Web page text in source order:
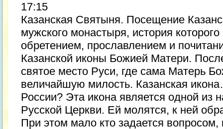
17:15
Казанская Святыня. Посещение
мужского монастыря, история
обретением, прославлением и
Казанской иконы Божией Матери.
святое место Руси, где сама Матерь
величайшую милость. Казанская
России? Эта икона является одной из
Русской Церкви. Ей молятся, к ней
При этом мало кто задается вопросом,